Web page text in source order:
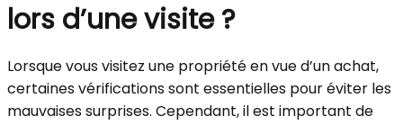
lors d’une visite ?
Lorsque vous visitez une propriété en vue d’un achat,
certaines vérifications sont essentielles pour éviter les
mauvaises surprises. Cependant, il est important de